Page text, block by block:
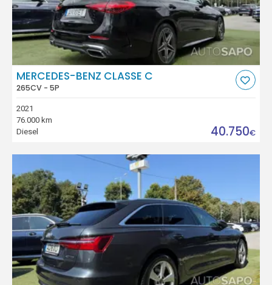
MERCEDES-BENZ CLASSE C
265CV - 5P
2021
76.000 km
Diesel
40.750€